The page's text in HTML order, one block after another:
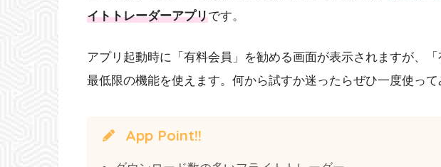
イトトレーダーアプリです。
アプリ起動時に「有料会員」を勧める画面が表示されますが、
最低限の機能を使えます。何から試すか迷ったらぜひ一度使って
App Point!!